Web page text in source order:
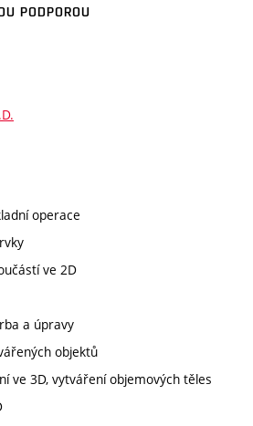
PODPOROU
operace
ve 2D
a úpravy
objektů
ve 3D, vytváření objemových těles